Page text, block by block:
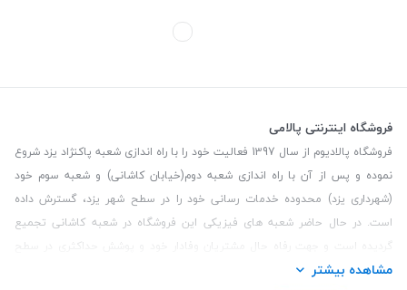
فروشگاه اینترنتی پالامی
فروشگاه پالادیوم از سال 1397 فعالیت خود را با راه اندازی شعبه پاکنژاد یزد شروع
نموده و پس از آن با راه اندازی شعبه دوم(خیابان کاشانی) و شعبه سوم خود
(شهرداری یزد) محدوده خدمات رسانی خود را در سطح شهر یزد، گسترش داده
است. در حال حاضر شعبه های فیزیکی این فروشگاه در شعبه کاشانی تجمیع
گردیده است و جهت رفاه حال مشتریان وفادار خود و پوشش حداکثری در سطح
استان یزد و همچنین مشتریان سطح کشور، فروشگاه اینترنتی پالامی را راه اندازی
مشاهده بیشتر